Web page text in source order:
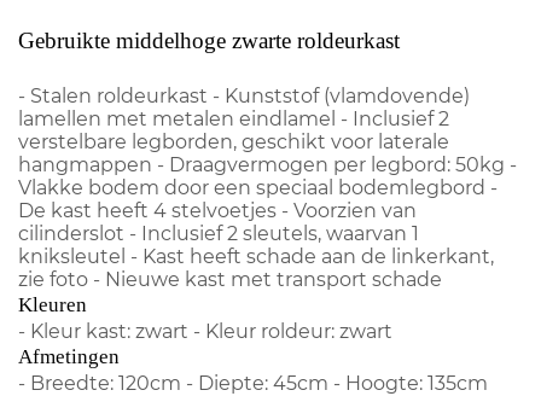
Gebruikte middelhoge zwarte roldeurkast
- Stalen roldeurkast - Kunststof (vlamdovende)
lamellen met metalen eindlamel - Inclusief 2
verstelbare legborden, geschikt voor laterale
hangmappen - Draagvermogen per legbord: 50kg -
Vlakke bodem door een speciaal bodemlegbord -
De kast heeft 4 stelvoetjes - Voorzien van
cilinderslot - Inclusief 2 sleutels, waarvan 1
kniksleutel - Kast heeft schade aan de linkerkant,
zie foto - Nieuwe kast met transport schade
Kleuren
- Kleur kast: zwart - Kleur roldeur: zwart
Afmetingen
- Breedte: 120cm - Diepte: 45cm - Hoogte: 135cm